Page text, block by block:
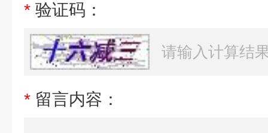
* 验证码：
* 留言内容：